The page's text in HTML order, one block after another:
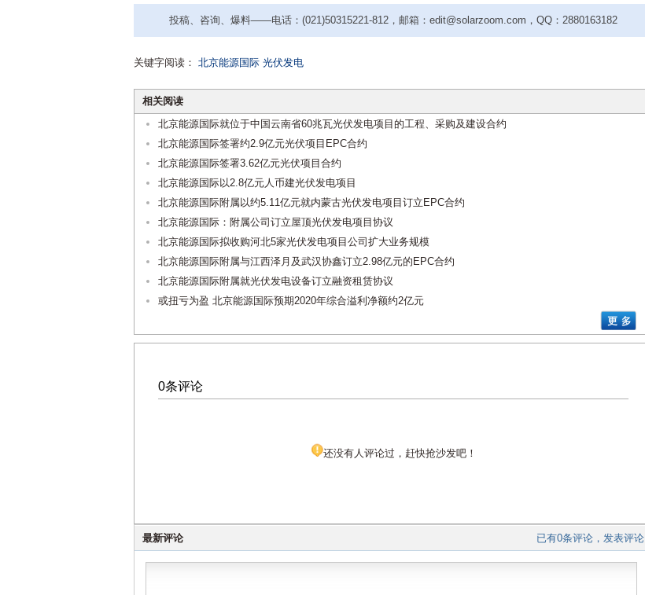
投稿、咨询、爆料——电话：(021)50315221-812，邮箱：edit@solarzoom.com，QQ：2880163182
关键字阅读： 北京能源国际 光伏发电
相关阅读
北京能源国际就位于中国云南省60兆瓦光伏发电项目的工程、采购及建设合约
北京能源国际签署约2.9亿元光伏项目EPC合约
北京能源国际签署3.62亿元光伏项目合约
北京能源国际以2.8亿元人币建光伏发电项目
北京能源国际附属以约5.11亿元就内蒙古光伏发电项目订立EPC合约
北京能源国际：附属公司订立屋顶光伏发电项目协议
北京能源国际拟收购河北5家光伏发电项目公司扩大业务规模
北京能源国际附属与江西泽月及武汉协鑫订立2.98亿元的EPC合约
北京能源国际附属就光伏发电设备订立融资租赁协议
或扭亏为盈 北京能源国际预期2020年综合溢利净额约2亿元
0条评论
还没有人评论过，赶快抢沙发吧！
已有0条评论，发表评论
最新评论